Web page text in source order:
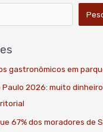
gastronômicos em
2026: muito
67% dos moradores de